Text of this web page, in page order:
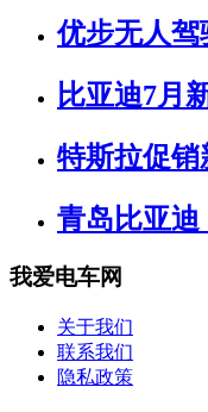
优步无人驾
比亚迪7月
特斯拉促销
青岛比亚
我爱电车网
关于我们
联系我们
隐私政策